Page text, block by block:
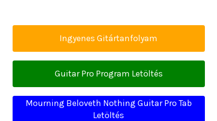
Ingyenes Gitártanfolyam
Guitar Pro Program Letöltés
Mourning Beloveth Nothing Guitar Pro Tab
Letöltés